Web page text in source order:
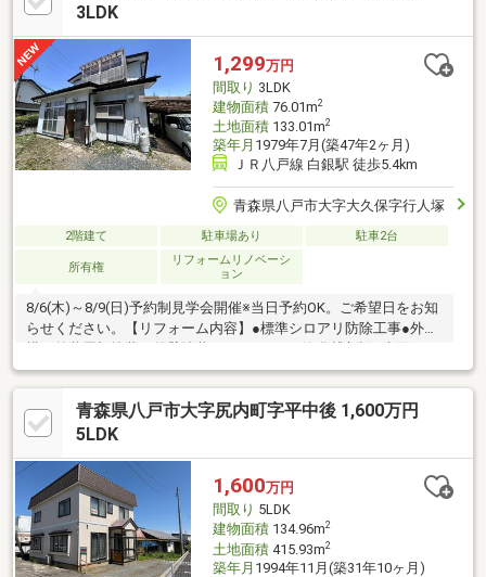
3LDK
1,299万円
間取り 3LDK
建物面積76.01m2
土地面積133.01m2
築年月 1979年7月(築47年2ヶ月)
ＪＲ八戸線 白銀駅 徒歩5.4km
青森県八戸市大字大久保字行人塚
2階建て 駐車場あり 駐車2台
所有権
リフォームリノベーシ
ョン
8/6(木)～8/9(日)予約制見学会開催※当日予約OK。ご希望日をお知
らせください。【リフォーム内容】●標準シロアリ防除工事●外
ステムキッチン交換、ユニットバス交換、トイレ交換、洗面化粧
台交換●内装間取変更、玄関扉交換、室内ドア交換、床材上張
り、シューズボックス交換、クロス張替え、インターホン設置、
火災警報器設置、照明器具交換
青森県八戸市大字尻内町字平中後 1,600万円
5LDK
1,600万円
間取り 5LDK
建物面積134.96m2
土地面積415.93m2
築年月 1994年11月(築31年10ヶ月)